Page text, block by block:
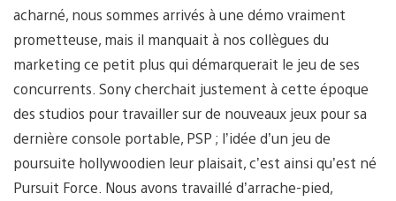
acharné, nous sommes arrivés à une démo vraiment
prometteuse, mais il manquait à nos collègues du
marketing ce petit plus qui démarquerait le jeu de ses
concurrents. Sony cherchait justement à cette époque
des studios pour travailler sur de nouveaux jeux pour sa
dernière console portable, PSP ; l’idée d’un jeu de
poursuite hollywoodien leur plaisait, c’est ainsi qu’est né
Pursuit Force. Nous avons travaillé d’arrache-pied,